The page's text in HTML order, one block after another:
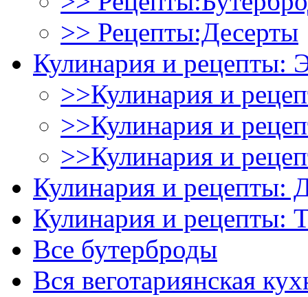
>> Рецепты:Десерты
Кулинария и рецепты:
>>Кулинария и
>>Кулинария и
>>Кулинария и
Кулинария и рецепты:
Кулинария и рецепты:
Все бутерброды
Вся веготариянская